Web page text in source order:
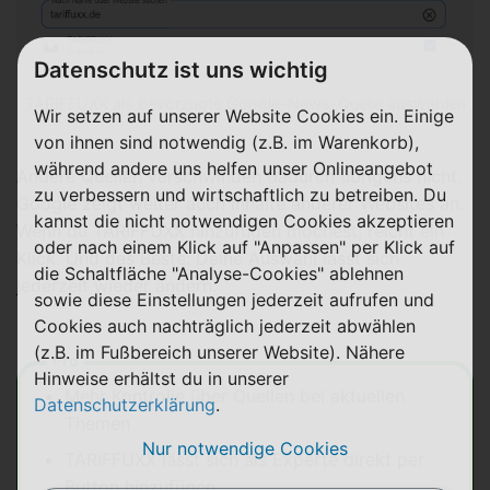
Andere Quellen verschwinden dadurch übrigens nicht.
Google zeigt weiter auch Inhalte anderer Websites an.
Wenn du TARIFFUXX hinzufügen möchest, reicht ein
Klick. Und das Beste: Deine Auswahl lässt sich
jederzeit wieder ändern.
Pro
Mehr Kontrolle über Quellen bei aktuellen
TARIFFUXX lässt sich als Experte direkt per
Datenschutz ist uns wichtig
Wir setzen auf unserer Website Cookies ein. Einige
von ihnen sind notwendig (z.B. im Warenkorb),
während andere uns helfen unser Onlineangebot
zu verbessern und wirtschaftlich zu betreiben. Du
kannst die nicht notwendigen Cookies akzeptieren
oder nach einem Klick auf "Anpassen" per Klick auf
die Schaltfläche "Analyse-Cookies" ablehnen
sowie diese Einstellungen jederzeit aufrufen und
Cookies auch nachträglich jederzeit abwählen
(z.B. im Fußbereich unserer Website). Nähere
Hinweise erhältst du in unserer
Datenschutzerklärung.
Nur notwendige Cookies